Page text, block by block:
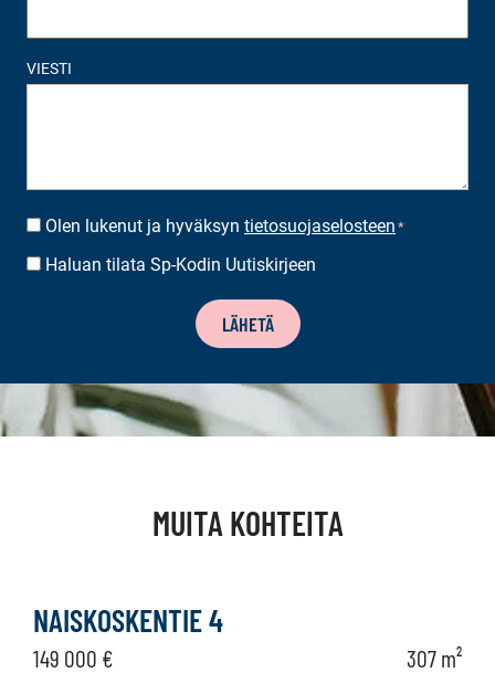
VIESTI
SUOSTUMUS*
Olen lukenut ja hyväksyn tietosuojaselosteen *
UUTISKIRJEEN
Haluan tilata Sp-Kodin Uutiskirjeen
LÄHETÄ
MUITA KOHTEITA
NAISKOSKENTIE 4
149 000 € 307 m²